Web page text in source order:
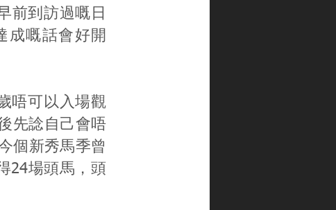
前到訪過嘅日
成嘅話會好開
唔可以入場觀
先諗自己會唔
個新秀馬季曾
24場頭馬，頭